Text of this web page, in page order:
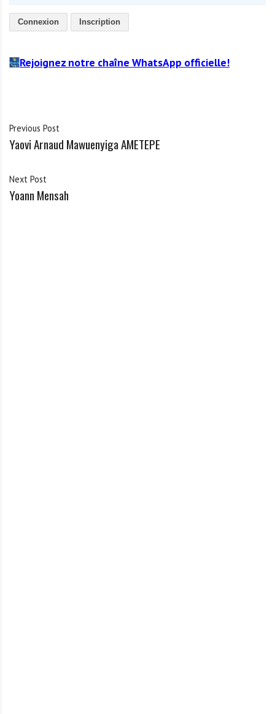
Connexion Inscription
Rejoignez notre chaîne WhatsApp officielle!
Previous Post
Yaovi Arnaud Mawuenyiga AMETEPE
Next Post
Yoann Mensah